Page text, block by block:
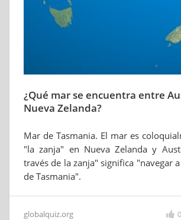
¿Qué mar se encuentra entre
Nueva Zelanda?
Mar de Tasmania. El mar es
"la zanja" en Nueva Zelanda y
través de la zanja" significa "navegar
de Tasmania".
globalquiz.org 0